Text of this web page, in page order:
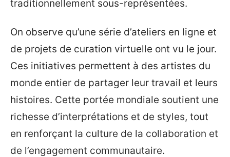
traditionnellement sous-représentées.
On observe qu’une série d’ateliers en ligne et
de projets de curation virtuelle ont vu le jour.
Ces initiatives permettent à des artistes du
monde entier de partager leur travail et leurs
histoires. Cette portée mondiale soutient une
richesse d’interprétations et de styles, tout
en renforçant la culture de la collaboration et
de l’engagement communautaire.